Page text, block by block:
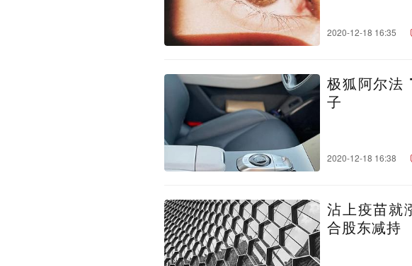
2020-12-18 16:35
极狐阿尔法
子
2020-12-18 16:38
沾上疫苗就
合股东减持